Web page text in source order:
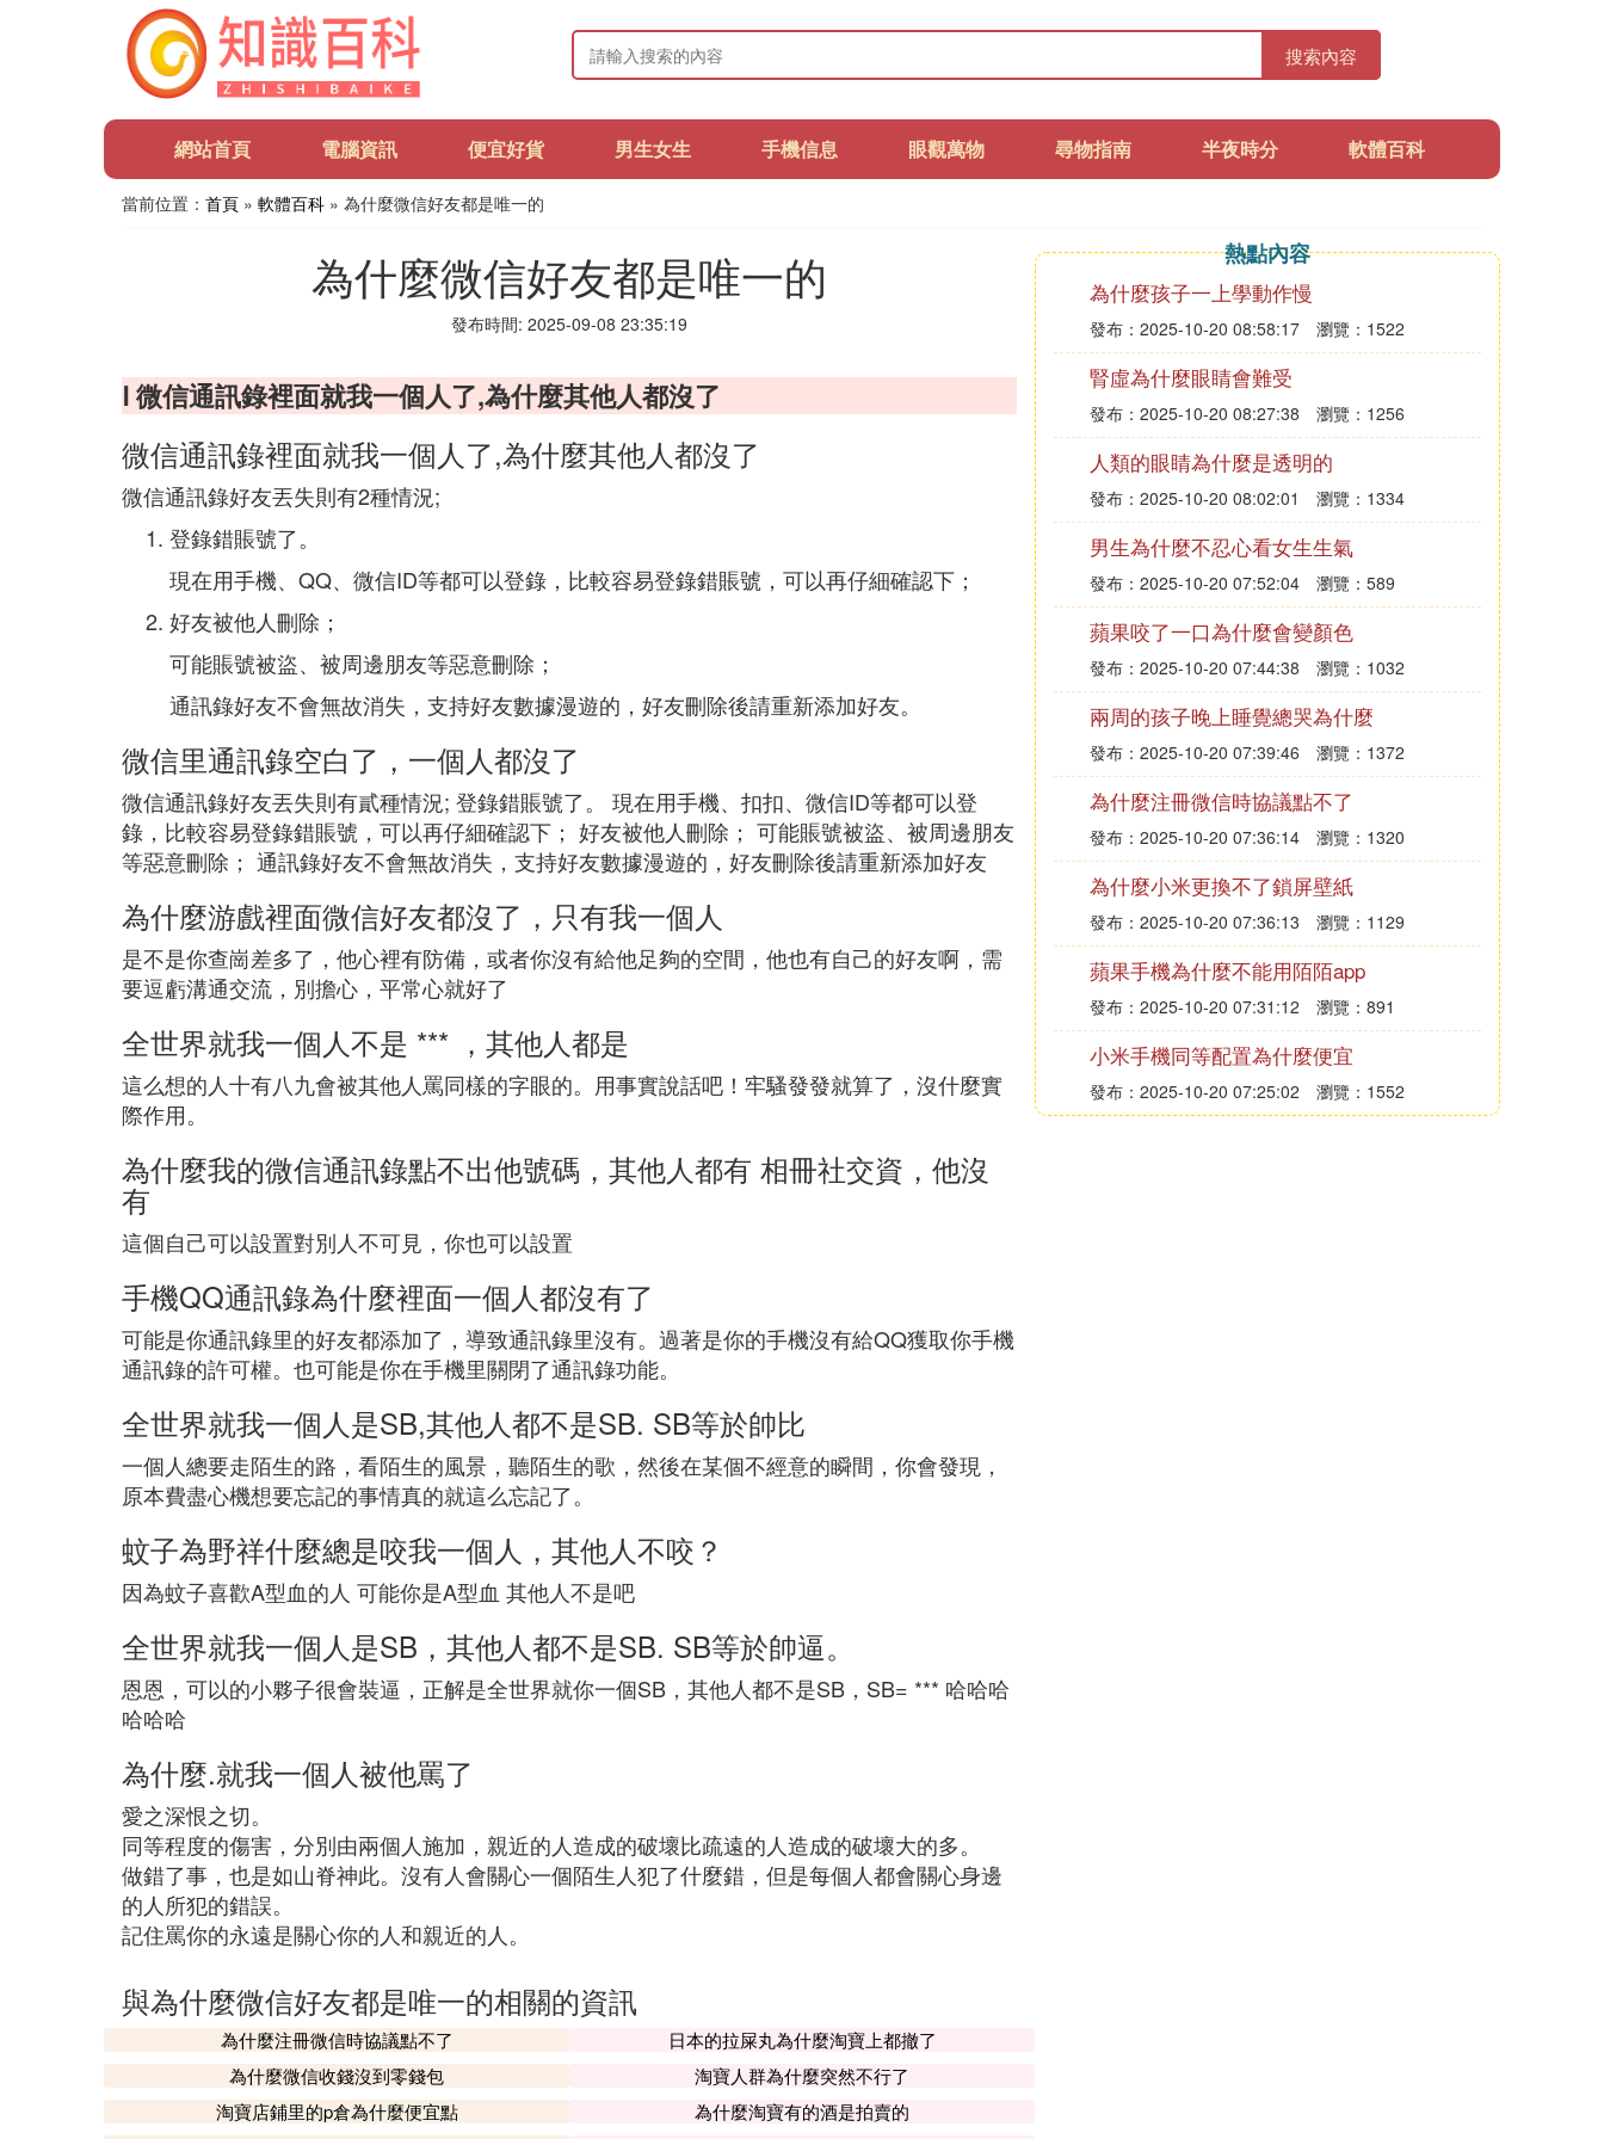
搜索內容
網站首頁 電腦資訊 便宜好貨 男生女生 手機信息 眼觀萬物 尋物指南 半夜時分 軟體百科
當前位置： 首頁 » 軟體百科 » 為什麼微信好友都是唯一的
為什麼微信好友都是唯一的
發布時間: 2025-09-08 23:35:19
Ⅰ 微信通訊錄裡面就我一個人了,為什麼其他人都沒了
微信通訊錄裡面就我一個人了,為什麼其他人都沒了
微信通訊錄好友丟失則有2種情況;
登錄錯賬號了。
現在用手機、QQ、微信ID等都可以登錄，比較容易登錄錯賬號，可以再仔細確認下；
好友被他人刪除；
可能賬號被盜、被周邊朋友等惡意刪除；
通訊錄好友不會無故消失，支持好友數據漫遊的，好友刪除後請重新添加好友。
微信里通訊錄空白了，一個人都沒了
微信通訊錄好友丟失則有貳種情況; 登錄錯賬號了。 現在用手機、扣扣、微信ID等都可以登
錄，比較容易登錄錯賬號，可以再仔細確認下； 好友被他人刪除； 可能賬號被盜、被周邊朋友
等惡意刪除； 通訊錄好友不會無故消失，支持好友數據漫遊的，好友刪除後請重新添加好友
為什麼游戲裡面微信好友都沒了，只有我一個人
是不是你查崗差多了，他心裡有防備，或者你沒有給他足夠的空間，他也有自己的好友啊，需
要逗虧溝通交流，別擔心，平常心就好了
全世界就我一個人不是 *** ，其他人都是
這么想的人十有八九會被其他人罵同樣的字眼的。用事實說話吧！牢騷發發就算了，沒什麼實
際作用。
為什麼我的微信通訊錄點不出他號碼，其他人都有 相冊社交資，他沒
有
這個自己可以設置對別人不可見，你也可以設置
手機QQ通訊錄為什麼裡面一個人都沒有了
可能是你通訊錄里的好友都添加了，導致通訊錄里沒有。過著是你的手機沒有給QQ獲取你手機
通訊錄的許可權。也可能是你在手機里關閉了通訊錄功能。
全世界就我一個人是SB,其他人都不是SB. SB等於帥比
一個人總要走陌生的路，看陌生的風景，聽陌生的歌，然後在某個不經意的瞬間，你會發現，
原本費盡心機想要忘記的事情真的就這么忘記了。
蚊子為野祥什麼總是咬我一個人，其他人不咬？
因為蚊子喜歡A型血的人 可能你是A型血 其他人不是吧
全世界就我一個人是SB，其他人都不是SB. SB等於帥逼。
恩恩，可以的小夥子很會裝逼，正解是全世界就你一個SB，其他人都不是SB，SB= *** 哈哈哈
哈哈哈
為什麼.就我一個人被他罵了
愛之深恨之切。
同等程度的傷害，分別由兩個人施加，親近的人造成的破壞比疏遠的人造成的破壞大的多。
做錯了事，也是如山脊神此。沒有人會關心一個陌生人犯了什麼錯，但是每個人都會關心身邊
的人所犯的錯誤。
記住罵你的永遠是關心你的人和親近的人。
與為什麼微信好友都是唯一的相關的資訊
為什麼注冊微信時協議點不了
日本的拉屎丸為什麼淘寶上都撤了
為什麼微信收錢沒到零錢包
淘寶人群為什麼突然不行了
淘寶店鋪里的p倉為什麼便宜點
為什麼淘寶有的酒是拍賣的
熱點內容
為什麼孩子一上學動作慢
發布：2025-10-20 08:58:17 瀏覽：1522
腎虛為什麼眼睛會難受
發布：2025-10-20 08:27:38 瀏覽：1256
人類的眼睛為什麼是透明的
發布：2025-10-20 08:02:01 瀏覽：1334
男生為什麼不忍心看女生生氣
發布：2025-10-20 07:52:04 瀏覽：589
蘋果咬了一口為什麼會變顏色
發布：2025-10-20 07:44:38 瀏覽：1032
兩周的孩子晚上睡覺總哭為什麼
發布：2025-10-20 07:39:46 瀏覽：1372
為什麼注冊微信時協議點不了
發布：2025-10-20 07:36:14 瀏覽：1320
為什麼小米更換不了鎖屏壁紙
發布：2025-10-20 07:36:13 瀏覽：1129
蘋果手機為什麼不能用陌陌app
發布：2025-10-20 07:31:12 瀏覽：891
小米手機同等配置為什麼便宜
發布：2025-10-20 07:25:02 瀏覽：1552